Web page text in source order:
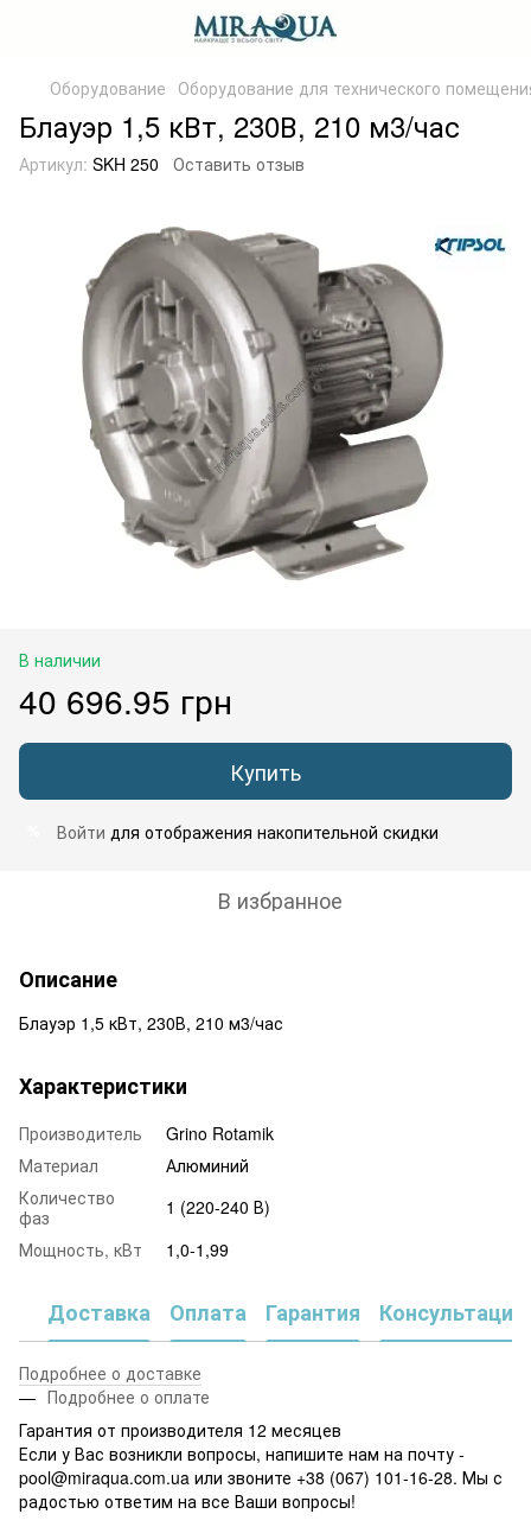
Оборудование Оборудование для технического
Блауэр 1,5 кВт, 230В, 210 м3/час
Артикул: SKH 250 Оставить отзыв
В наличии
40 696.95 грн
Купить
Войти для отображения накопительной скидки
В избранное
Описание
Блауэр 1,5 кВт, 230В, 210 м3/час
Характеристики
Производитель
Grino Rotamik
Материал
Алюминий
Количество
фаз
1 (220-240 В)
Мощность, кВт
1,0-1,99
Доставка Оплата Гарантия Консультация
Подробнее о доставке
Подробнее о оплате
Гарантия от производителя 12 месяцев
Если у Вас возникли вопросы, напишите нам на почту -
pool@miraqua.com.ua или звоните +38 (067) 101-16-28. Мы с
радостью ответим на все Ваши вопросы!